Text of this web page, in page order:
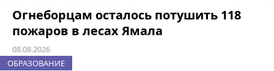
Огнеборцам осталось потушить 118
пожаров в лесах Ямала
08.08.2026
ОБРАЗОВАНИЕ